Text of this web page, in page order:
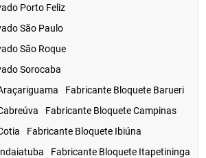
Porto Feliz
São Paulo
São Roque
Sorocaba
Fabricante Bloquete Barueri
Fabricante Bloquete Campinas
Fabricante Bloquete Ibiúna
Fabricante Bloquete Itapetininga